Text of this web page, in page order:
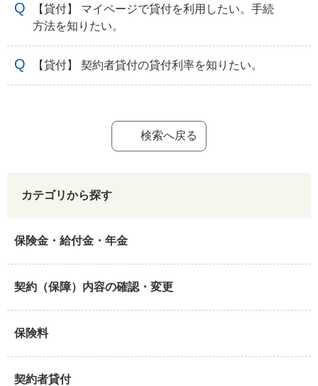
【貸付】 マイページで貸付を利用したい。手続
方法を知りたい。
【貸付】 契約者貸付の貸付利率を知りたい。
検索へ戻る
カテゴリから探す
保険金・給付金・年金
契約（保障）内容の確認・変更
保険料
契約者貸付